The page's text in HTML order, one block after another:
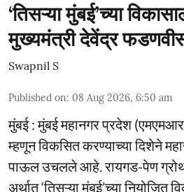
‘तिसऱ्या मुंबई’च्या
मुख्यमंत्री देवेंद्र फडणवीस
Swapnil S
Published on: 08 Aug 2026, 6:50 am
मुंबई : मुंबई महानगर प्रदेश
म्हणून विकसित करण्याच्या दिशेने
पाऊल उचलले आहे. रायगड-पेण
अर्थात ‘तिसऱ्या मुंबई’च्या नियोजित